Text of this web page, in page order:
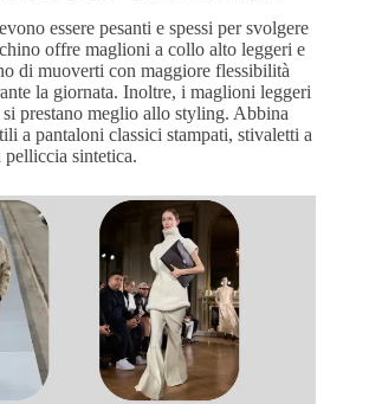
essere pesanti e spessi per svolgere
offre maglioni a collo alto leggeri e
di muoverti con maggiore flessibilità
la giornata. Inoltre, i maglioni leggeri
prestano meglio allo styling. Abbina
a pantaloni classici stampati, stivaletti a
pelliccia sintetica.